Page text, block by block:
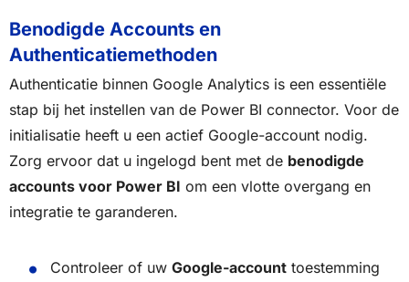
Benodigde Accounts en
Authenticatiemethoden
Authenticatie binnen Google Analytics is een essentiële
stap bij het instellen van de Power BI connector. Voor de
initialisatie heeft u een actief Google-account nodig.
Zorg ervoor dat u ingelogd bent met de benodigde
accounts voor Power BI om een vlotte overgang en
integratie te garanderen.
Controleer of uw Google-accounttoestemming